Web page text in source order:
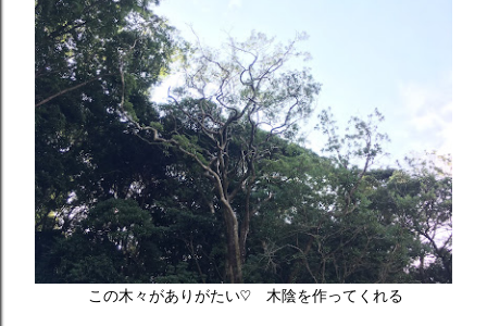
この木々がありがたい♡ 木陰を作ってくれる